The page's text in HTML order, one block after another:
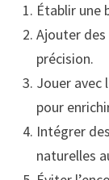
Établir une
Ajouter
précision.
Jouer avec
pour
Intégrer
naturelles